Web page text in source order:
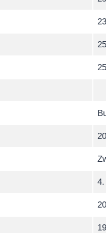
4.